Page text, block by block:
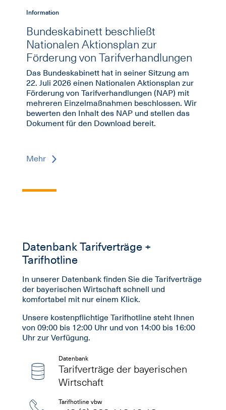
Information
Bundeskabinett beschließt
Nationalen Aktionsplan zur
Förderung von Tarifverhandlungen
Das Bundeskabinett hat in seiner Sitzung am
22. Juli 2026 einen Nationalen Aktionsplan zur
Förderung von Tarifverhandlungen (NAP) mit
mehreren Einzelmaßnahmen beschlossen. Wir
bewerten den Inhalt des NAP und stellen das
Dokument für den Download bereit.
Mehr
Datenbank Tarifverträge +
Tarifhotline
In unserer Datenbank finden Sie die Tarifverträge
der bayerischen Wirtschaft schnell und
komfortabel mit nur einem Klick.
Unsere kostenpflichtige Tarifhotline steht Ihnen
von 09:00 bis 12:00 Uhr und von 14:00 bis 16:00
Uhr zur Verfügung.
Datenbank
Tarifverträge der bayerischen
Wirtschaft
Tarifhotline vbw